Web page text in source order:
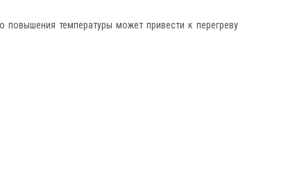
температуры может привести к перегреву